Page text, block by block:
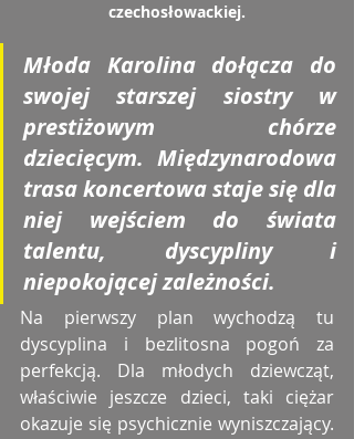
czechosłowackiej.
Młoda Karolina dołącza do
swojej starszej siostry w
prestiżowym chórze
dziecięcym. Międzynarodowa
trasa koncertowa staje się dla
niej wejściem do świata
talentu, dyscypliny i
niepokojącej zależności.
Na pierwszy plan wychodzą tu
dyscyplina i bezlitosna pogoń za
perfekcją. Dla młodych dziewcząt,
właściwie jeszcze dzieci, taki ciężar
okazuje się psychicznie wyniszczający.